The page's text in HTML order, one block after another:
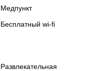
Медпункт
Бесплатный wi-fi
Развлекательная